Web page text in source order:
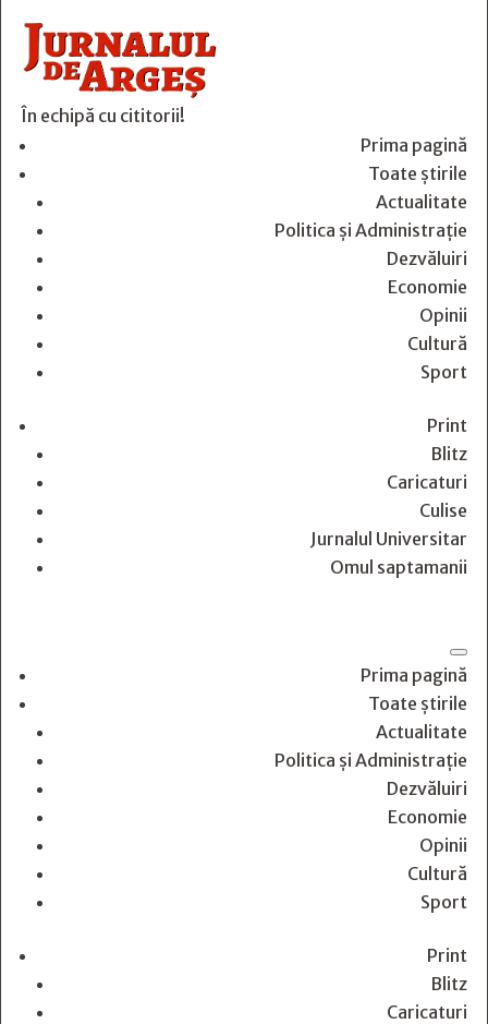
În echipă cu cititorii!
Prima pagină
Toate știrile
Actualitate
Politica și Administrație
Dezvăluiri
Economie
Opinii
Cultură
Sport
Print
Blitz
Caricaturi
Culise
Jurnalul Universitar
Omul saptamanii
Prima pagină
Toate știrile
Actualitate
Politica și Administrație
Dezvăluiri
Economie
Opinii
Cultură
Sport
Print
Blitz
Caricaturi